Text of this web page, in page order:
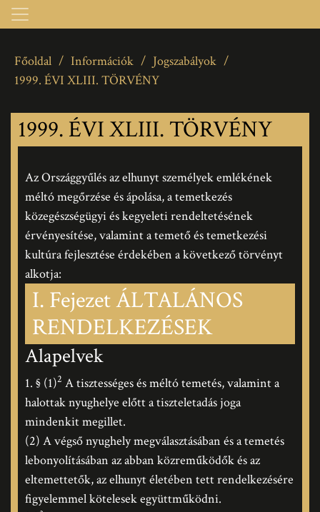
Főoldal / Információk / Jogszabályok /
1999. ÉVI XLIII. TÖRVÉNY
1999. ÉVI XLIII. TÖRVÉNY
Az Országgyűlés az elhunyt személyek emlékének
méltó megőrzése és ápolása, a temetkezés
közegészségügyi és kegyeleti rendeltetésének
érvényesítése, valamint a temető és temetkezési
kultúra fejlesztése érdekében a következő törvényt
alkotja:
I. Fejezet ÁLTALÁNOS
RENDELKEZÉSEK
Alapelvek
1. § (1)2 A tisztességes és méltó temetés, valamint a
halottak nyughelye előtt a tiszteletadás joga
mindenkit megillet.
(2) A végső nyughely megválasztásában és a temetés
lebonyolításában az abban közreműködők és az
eltemettetők, az elhunyt életében tett rendelkezésére
figyelemmel kötelesek együttműködni.